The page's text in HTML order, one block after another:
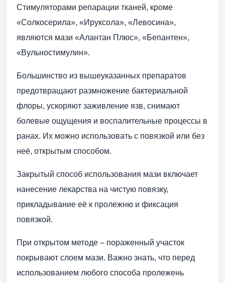
Стимуляторами репарации тканей, кроме
«Солкосерила», «Ируксола», «Левосина»,
являются мази «Алантан Плюс», «Бепантен»,
«Вульностимулин».
Большинство из вышеуказанных препаратов
предотвращают размножение бактериальной
флоры, ускоряют заживление язв, снимают
болевые ощущения и воспалительные процессы в
ранах. Их можно использовать с повязкой или без
неё, открытым способом.
Закрытый способ использования мази включает
нанесение лекарства на чистую повязку,
прикладывание её к пролежню и фиксация
повязкой.
При открытом методе – пораженный участок
покрывают слоем мази. Важно знать, что перед
использованием любого способа пролежень